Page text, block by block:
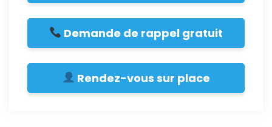
Demande de rappel gratuit
Rendez-vous sur place